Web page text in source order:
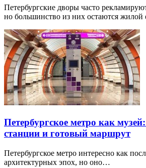
Петербургские дворы часто
но большинство из них остаются
Петербургское метро как
станции и готовый маршрут
Петербургское метро интересно как
архитектурных эпох, но оно…